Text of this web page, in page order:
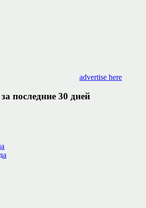
advertise here
последние 30 дней